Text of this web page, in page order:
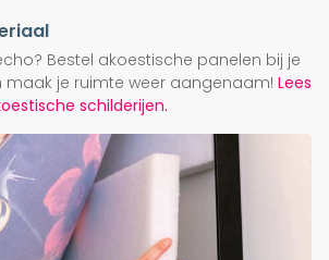
Bestel akoestische panelen bij je
je ruimte weer aangenaam! Lees
schilderijen.